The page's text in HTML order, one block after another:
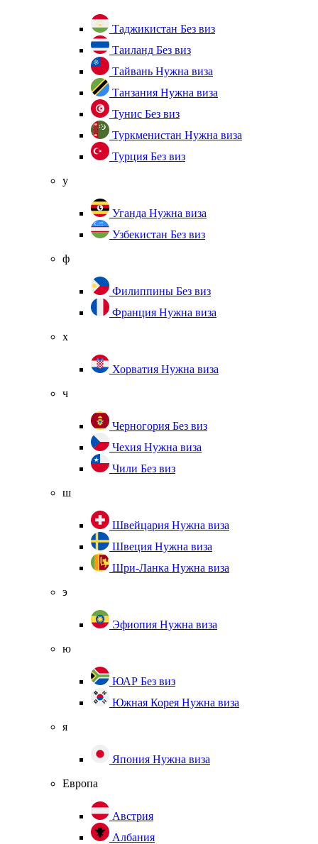
Таджикистан Без виз
Таиланд Без виз
Тайвань Нужна виза
Танзания Нужна виза
Тунис Без виз
Туркменистан Нужна виза
Турция Без виз
у
Уганда Нужна виза
Узбекистан Без виз
ф
Филиппины Без виз
Франция Нужна виза
х
Хорватия Нужна виза
ч
Черногория Без виз
Чехия Нужна виза
Чили Без виз
ш
Швейцария Нужна виза
Швеция Нужна виза
Шри-Ланка Нужна виза
э
Эфиопия Нужна виза
ю
ЮАР Без виз
Южная Корея Нужна виза
я
Япония Нужна виза
Европа
Австрия
Албания